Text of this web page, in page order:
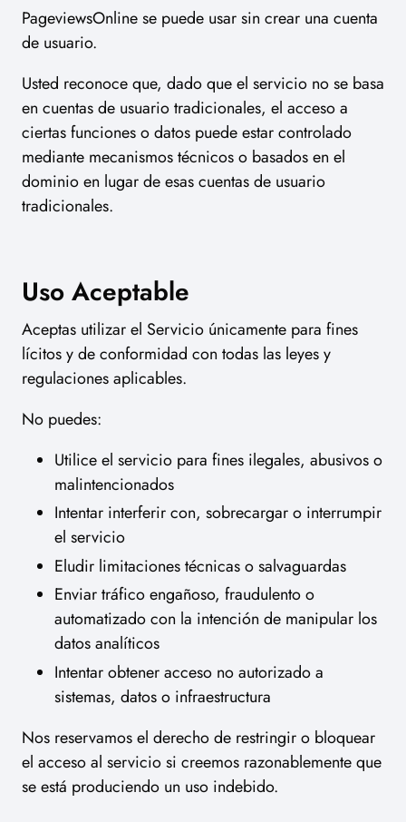
PageviewsOnline se puede usar sin crear una cuenta
de usuario.
Usted reconoce que, dado que el servicio no se basa
en cuentas de usuario tradicionales, el acceso a
ciertas funciones o datos puede estar controlado
mediante mecanismos técnicos o basados en el
dominio en lugar de esas cuentas de usuario
tradicionales.
Uso Aceptable
Aceptas utilizar el Servicio únicamente para fines
lícitos y de conformidad con todas las leyes y
regulaciones aplicables.
No puedes:
Utilice el servicio para fines ilegales, abusivos o
malintencionados
Intentar interferir con, sobrecargar o interrumpir
el servicio
Eludir limitaciones técnicas o salvaguardas
Enviar tráfico engañoso, fraudulento o
automatizado con la intención de manipular los
datos analíticos
Intentar obtener acceso no autorizado a
sistemas, datos o infraestructura
Nos reservamos el derecho de restringir o bloquear
el acceso al servicio si creemos razonablemente que
se está produciendo un uso indebido.